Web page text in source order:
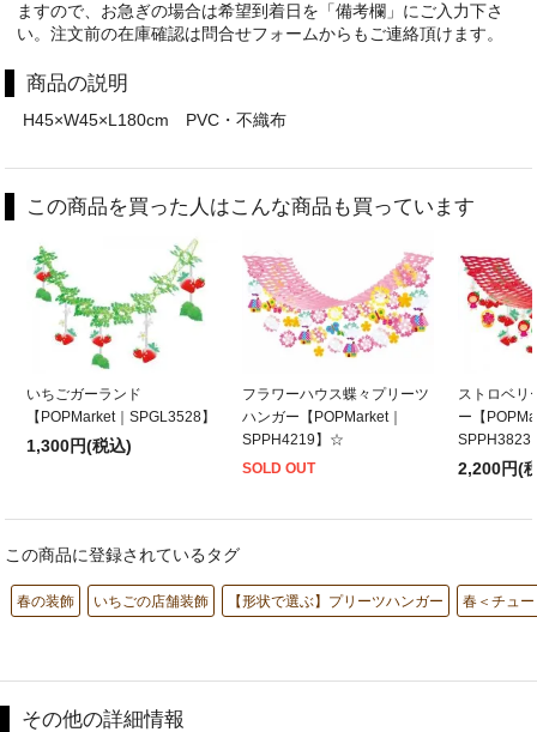
ますので、お急ぎの場合は希望到着日を「備考欄」にご入力下さ
い。注文前の在庫確認は問合せフォームからもご連絡頂けます。
商品の説明
H45×W45×L180cm PVC・不織布
この商品を買った人はこんな商品も買っています
いちごガーランド
【POPMarket｜SPGL3528】
1,300円(税込)
フラワーハウス蝶々プリーツ
ハンガー【POPMarket｜
SPPH4219】☆
SOLD OUT
ストロベリ
ー【
SPPH3823
2,200円(
この商品に登録されているタグ
春の装飾 いちごの店舗装飾 【形状で選ぶ】プリーツハンガー 春＜チュ
その他の詳細情報